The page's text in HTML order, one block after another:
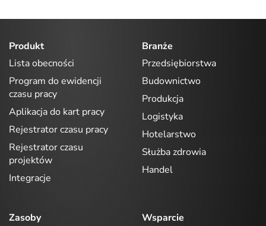
Produkt
Lista obecności
Program do ewidencji
czasu pracy
Aplikacja do kart pracy
Rejestrator czasu pracy
Rejestrator czasu
projektów
Integracje
Branże
Przedsiębiorstwa
Budownictwo
Produkcja
Logistyka
Hotelarstwo
Służba zdrowia
Handel
Zasoby
Wsparcie